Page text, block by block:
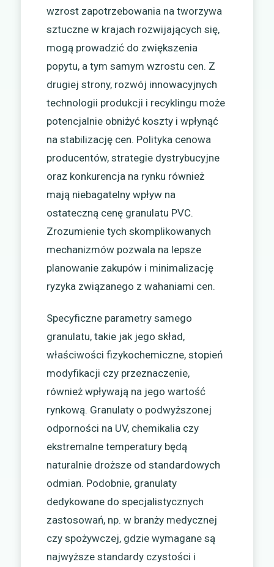
wzrost zapotrzebowania na tworzywa
sztuczne w krajach rozwijających się,
mogą prowadzić do zwiększenia
popytu, a tym samym wzrostu cen. Z
drugiej strony, rozwój innowacyjnych
technologii produkcji i recyklingu może
potencjalnie obniżyć koszty i wpłynąć
na stabilizację cen. Polityka cenowa
producentów, strategie dystrybucyjne
oraz konkurencja na rynku również
mają niebagatelny wpływ na
ostateczną cenę granulatu PVC.
Zrozumienie tych skomplikowanych
mechanizmów pozwala na lepsze
planowanie zakupów i minimalizację
ryzyka związanego z wahaniami cen.
Specyficzne parametry samego
granulatu, takie jak jego skład,
właściwości fizykochemiczne, stopień
modyfikacji czy przeznaczenie,
również wpływają na jego wartość
rynkową. Granulaty o podwyższonej
odporności na UV, chemikalia czy
ekstremalne temperatury będą
naturalnie droższe od standardowych
odmian. Podobnie, granulaty
dedykowane do specjalistycznych
zastosowań, np. w branży medycznej
czy spożywczej, gdzie wymagane są
najwyższe standardy czystości i